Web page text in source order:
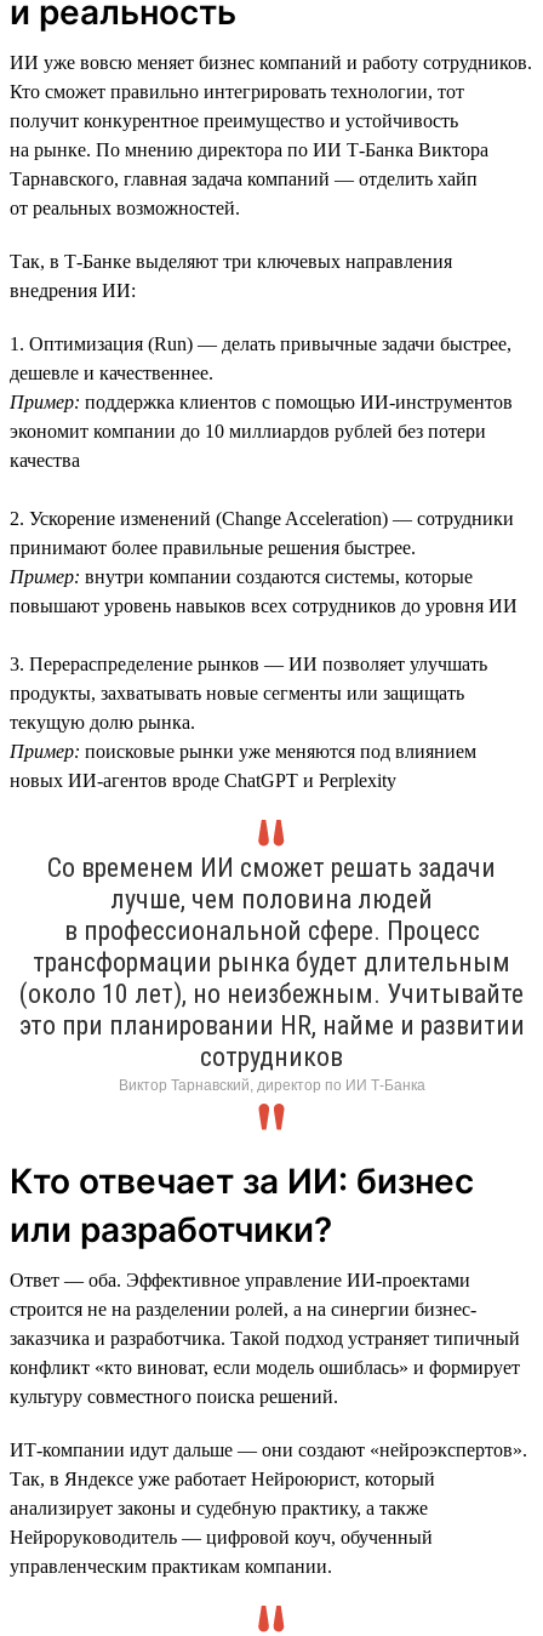
и реальность
ИИ уже вовсю меняет бизнес компаний и работу сотрудников.
Кто сможет правильно интегрировать технологии, тот
получит конкурентное преимущество и устойчивость
на рынке. По мнению директора по ИИ Т-Банка Виктора
Тарнавского, главная задача компаний — отделить хайп
от реальных возможностей.
Так, в Т-Банке выделяют три ключевых направления
внедрения ИИ:
1. Оптимизация (Run) — делать привычные задачи быстрее,
дешевле и качественнее.
Пример: поддержка клиентов с помощью ИИ-инструментов
экономит компании до 10 миллиардов рублей без потери
качества
2. Ускорение изменений (Change Acceleration) — сотрудники
принимают более правильные решения быстрее.
Пример: внутри компании создаются системы, которые
повышают уровень навыков всех сотрудников до уровня ИИ
3. Перераспределение рынков — ИИ позволяет улучшать
продукты, захватывать новые сегменты или защищать
текущую долю рынка.
Пример: поисковые рынки уже меняются под влиянием
новых ИИ-агентов вроде ChatGPT и Perplexity
Со временем ИИ сможет решать задачи
лучше, чем половина людей
в профессиональной сфере. Процесс
трансформации рынка будет длительным
(около 10 лет), но неизбежным. Учитывайте
это при планировании HR, найме и развитии
сотрудников
Виктор Тарнавский, директор по ИИ Т-Банка
Кто отвечает за ИИ: бизнес
или разработчики?
Ответ — оба. Эффективное управление ИИ-проектами
строится не на разделении ролей, а на синергии бизнес-
заказчика и разработчика. Такой подход устраняет типичный
конфликт «кто виноват, если модель ошиблась» и формирует
культуру совместного поиска решений.
ИТ-компании идут дальше — они создают «нейроэкспертов».
Так, в Яндексе уже работает Нейроюрист, который
анализирует законы и судебную практику, а также
Нейрорукoводитель — цифровой коуч, обученный
управленческим практикам компании.